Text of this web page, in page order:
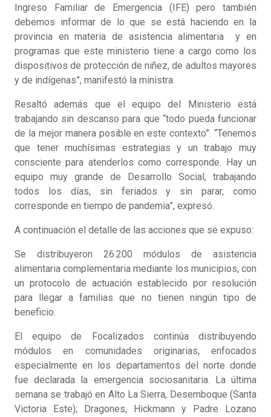
Ingreso Familiar de Emergencia (IFE) pero también
debemos informar de lo que se está haciendo en la
provincia en materia de asistencia alimentaria y en
programas que este ministerio tiene a cargo como los
dispositivos de protección de niñez, de adultos mayores
y de indígenas”, manifestó la ministra.
Resaltó además que el equipo del Ministerio está
trabajando sin descanso para que “todo pueda funcionar
de la mejor manera posible en este contexto”. “Tenemos
que tener muchísimas estrategias y un trabajo muy
consciente para atenderlos como corresponde. Hay un
equipo muy grande de Desarrollo Social, trabajando
todos los días, sin feriados y sin parar, como
corresponde en tiempo de pandemia”, expresó.
A continuación el detalle de las acciones que se expuso:
Se distribuyeron 26.200 módulos de asistencia
alimentaria complementaria mediante los municipios, con
un protocolo de actuación establecido por resolución
para llegar a familias que no tienen ningún tipo de
beneficio.
El equipo de Focalizados continúa distribuyendo
módulos en comunidades originarias, enfocados
especialmente en los departamentos del norte donde
fue declarada la emergencia sociosanitaria. La última
semana se trabajó en Alto La Sierra, Desemboque (Santa
Victoria Este); Dragones, Hickmann y Padre Lozano